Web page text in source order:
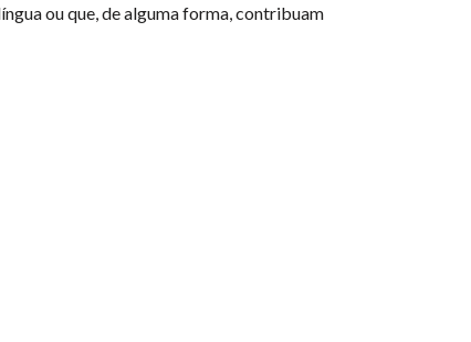
ou que, de alguma forma, contribuam